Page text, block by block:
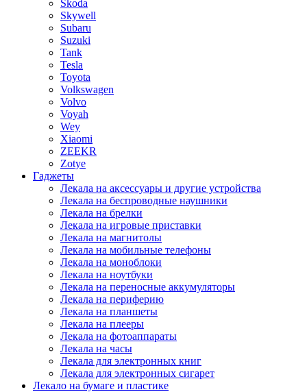
Skoda
Skywell
Subaru
Suzuki
Tank
Tesla
Toyota
Volkswagen
Volvo
Voyah
Wey
Xiaomi
ZEEKR
Zotye
Гаджеты
Лекала на аксессуары и другие устройства
Лекала на беспроводные наушники
Лекала на брелки
Лекала на игровые приставки
Лекала на магнитолы
Лекала на мобильные телефоны
Лекала на моноблоки
Лекала на ноутбуки
Лекала на переносные аккумуляторы
Лекала на периферию
Лекала на планшеты
Лекала на плееры
Лекала на фотоаппараты
Лекала на часы
Лекала для электронных книг
Лекала для электронных сигарет
Лекало на бумаге и пластике